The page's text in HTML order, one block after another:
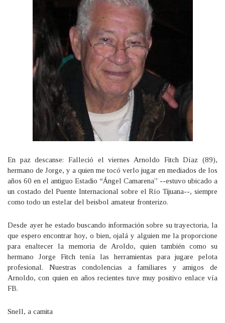
En paz descanse: Falleció el viernes Arnoldo Fitch Díaz (89),
hermano de Jorge, y a quien me tocó verlo jugar en mediados de los
años 60 en el antiguo Estadio “Ángel Camarena” --estuvo ubicado a
un costado del Puente Internacional sobre el Río Tijuana--, siempre
como todo un estelar del beisbol amateur fronterizo.
Desde ayer he estado buscando información sobre su trayectoria, la
que espero encontrar hoy, o bien, ojalá y alguien me la proporcione
para enaltecer la memoria de Aroldo, quien también como su
hermano Jorge Fitch tenía las herramientas para jugare pelota
profesional. Nuestras condolencias a familiares y amigos de
Arnoldo, con quien en años recientes tuve muy positivo enlace vía
FB.
Snell, a camita